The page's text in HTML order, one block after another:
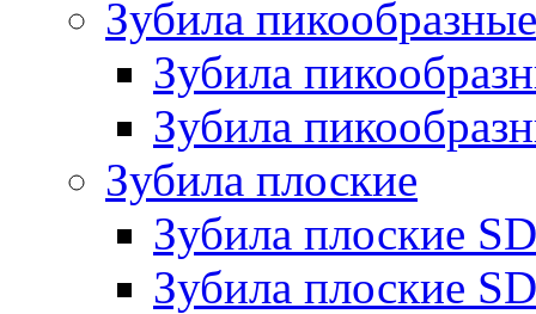
Зубила пикообразные
Зубила
Зубила
Зубила плоские
Зубила плоские
Зубила плоские